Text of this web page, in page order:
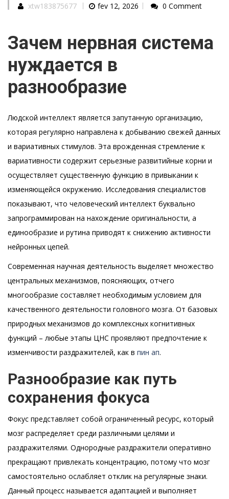
xtw183875677 fev 12, 2026 0 Comment
Зачем нервная система
нуждается в
разнообразие
Людской интеллект является запутанную организацию,
которая регулярно направлена к добыванию свежей данных
и вариативных стимулов. Эта врожденная стремление к
вариативности содержит серьезные развитийные корни и
осуществляет существенную функцию в привыкании к
изменяющейся окружению. Исследования специалистов
показывают, что человеческий интеллект буквально
запрограммирован на нахождение оригинальности, а
единообразие и рутина приводят к снижению активности
нейронных цепей.
Современная научная деятельность выделяет множество
центральных механизмов, поясняющих, отчего
многообразие составляет необходимым условием для
качественного деятельности головного мозга. От базовых
природных механизмов до комплексных когнитивных
функций – любые этапы ЦНС проявляют предпочтение к
изменчивости раздражителей, как в пин ап.
Разнообразие как путь
сохранения фокуса
Фокус представляет собой ограниченный ресурс, который
мозг распределяет среди различными целями и
раздражителями. Однородные раздражители оперативно
прекращают привлекать концентрацию, потому что мозг
самостоятельно ослабляет отклик на регулярные знаки.
Данный процесс называется адаптацией и выполняет